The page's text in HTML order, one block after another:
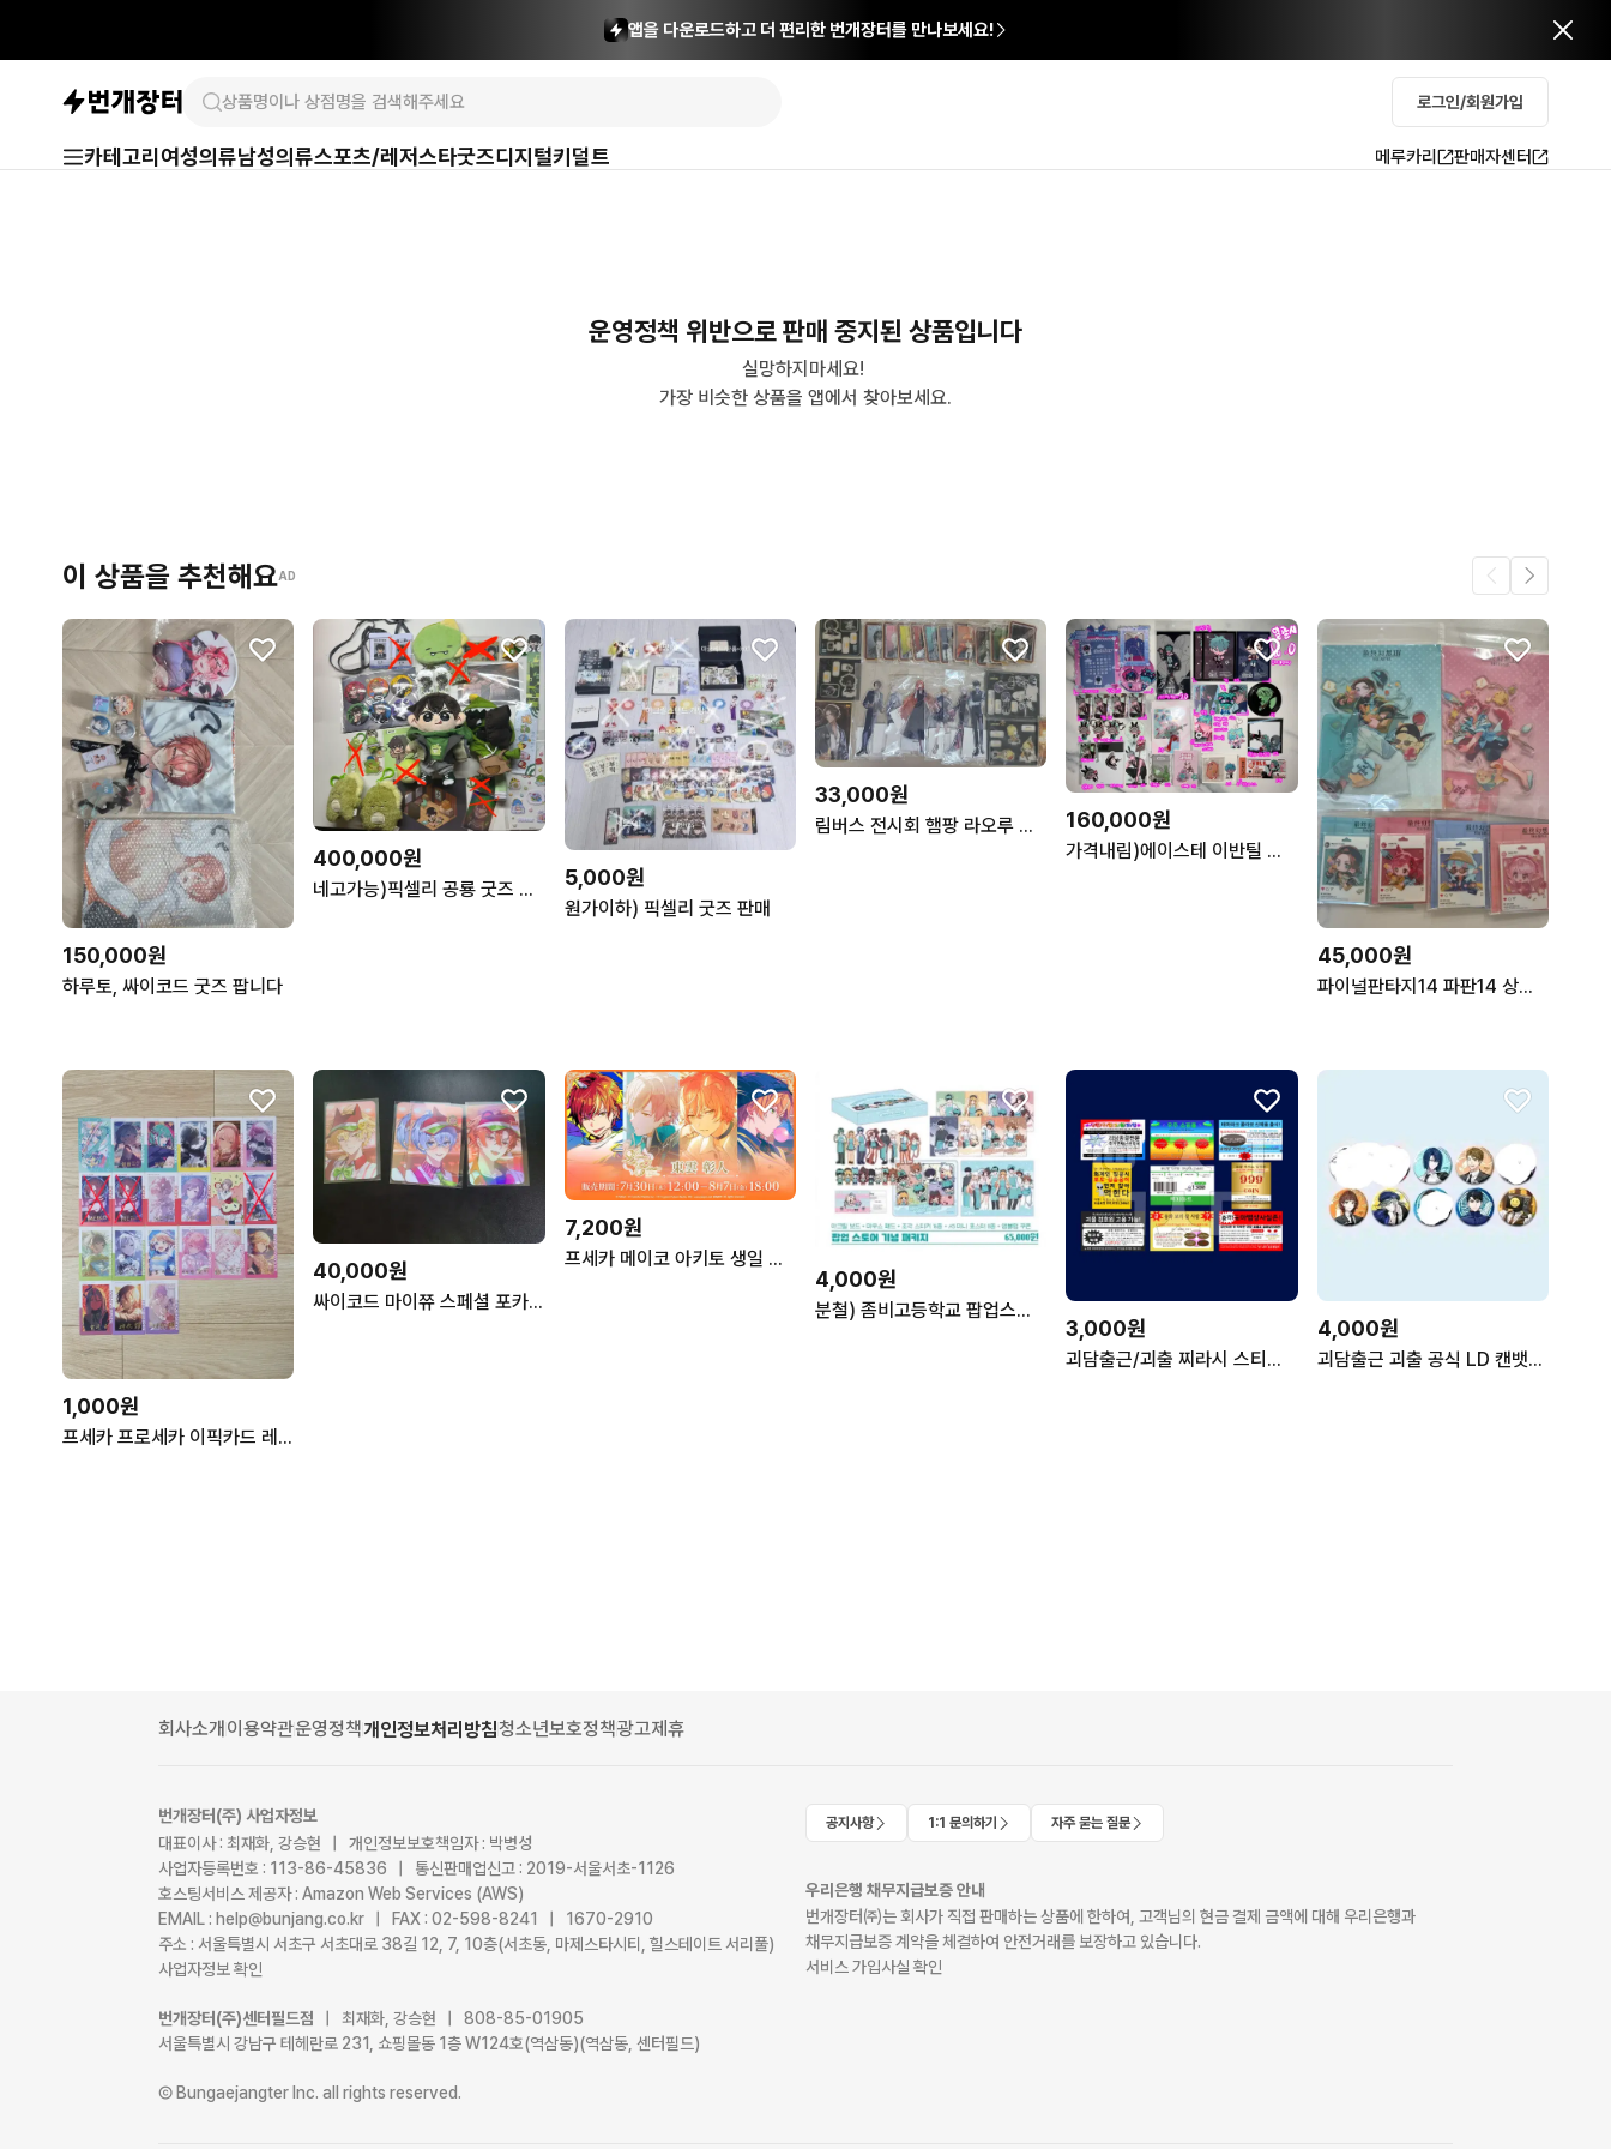
앱을 다운로드하고 더 편리한 번개장터를 만나보세요!
로그인/회원가입
카테고리 여성의류남성의류스포츠/레저스타굿즈디지털키덜트 메루카리 판매자센터
운영정책 위반으로 판매 중지된 상품입니다
실망하지마세요!
가장 비슷한 상품을 앱에서 찾아보세요.
이 상품을 추천해요AD
150,000원
하루토, 싸이코드 굿즈 팝니다
400,000원
네고가능)픽셀리 공룡 굿즈 판매 5,000원
원가이하) 픽셀리 굿즈 판매
33,000원
림버스 전시회 햄팡 라오루 프문 굿즈 팝니다. 160,000원
가격내림)에이스테 이반틸 에일리언 스테이지 좀비스테이지 좀비스테 하이틴 바니스테 메이드 토끼
45,000원
파이널판타지14 파판14 상하이 중국 팝업 스토어 굿즈 판매
1,000원
프세카 프로세카 이픽카드 레어 미쿠 렌 루카 메이코 호나미 시호 미노리 아이리 코하네 루이 카나데
40,000원
싸이코드 마이쮸 스페셜 포카 제시받아요 하루토 연이 루이쨘
7,200원
프세카 메이코 아키토 생일 쿠지 공구
4,000원
분철) 좀비고등학교 팝업스토어 기념 패키지
3,000원
괴담출근/괴출 찌라시 스티커 재고 판매
4,000원
괴담출근 괴출 공식 LD 캔뱃지 20개 공구
회사소개이용약관운영정책개인정보처리방침청소년보호정책광고제휴
번개장터(주) 사업자정보
대표이사 : 최재화, 강승현 | 개인정보보호책임자 : 박병성
사업자등록번호 : 113-86-45836 | 통신판매업신고 : 2019-서울서초-1126
호스팅서비스 제공자 : Amazon Web Services (AWS)
EMAIL : help@bunjang.co.kr | FAX : 02-598-8241 | 1670-2910
주소 : 서울특별시 서초구 서초대로 38길 12, 7, 10층(서초동, 마제스타시티, 힐스테이트 서리풀)
사업자정보 확인
번개장터(주)센터필드점
| 최재화, 강승현 | 808-85-01905
서울특별시 강남구 테헤란로 231, 쇼핑몰동 1층 W124호(역삼동)(역삼동, 센터필드)
Ⓒ Bungaejangter Inc. all rights reserved.
공지사항 1:1 문의하기 자주 묻는 질문
우리은행 채무지급보증 안내
번개장터㈜는 회사가 직접 판매하는 상품에 한하여, 고객님의 현금 결제 금액에 대해 우리은행과
채무지급보증 계약을 체결하여 안전거래를 보장하고 있습니다.
서비스 가입사실 확인